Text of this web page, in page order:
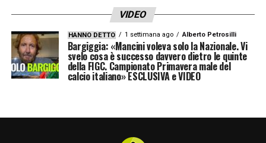
VIDEO
HANNO DETTO 1 settimana ago Alberto Petrosilli
Bargiggia: «Mancini voleva solo la Nazionale. Vi
svelo cosa è successo davvero dietro le quinte
della FIGC. Campionato Primavera male del
calcio italiano» ESCLUSIVA e VIDEO